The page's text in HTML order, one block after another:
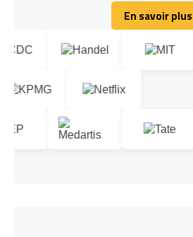
En savoir plus
En savoir plus